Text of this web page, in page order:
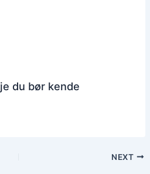
du bør kende
NEXT